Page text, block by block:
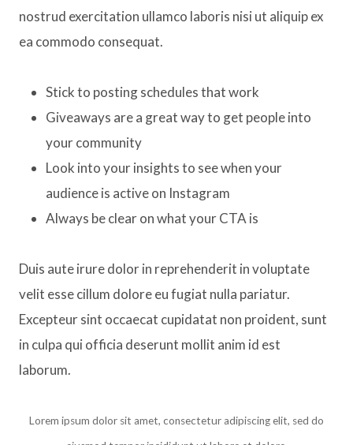
nostrud exercitation ullamco laboris nisi ut aliquip ex
ea commodo consequat.
Stick to posting schedules that work
Giveaways are a great way to get people into
your community
Look into your insights to see when your
audience is active on Instagram
Always be clear on what your CTA is
Duis aute irure dolor in reprehenderit in voluptate
velit esse cillum dolore eu fugiat nulla pariatur.
Excepteur sint occaecat cupidatat non proident, sunt
in culpa qui officia deserunt mollit anim id est
laborum.
Lorem ipsum dolor sit amet, consectetur adipiscing elit, sed do